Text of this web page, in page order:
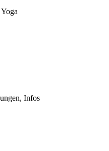
Infos